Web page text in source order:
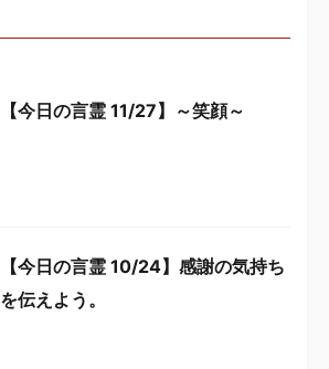
【今日の言霊 11/27】～笑顔～
【今日の言霊 10/24】感謝の気持ち
を伝えよう。